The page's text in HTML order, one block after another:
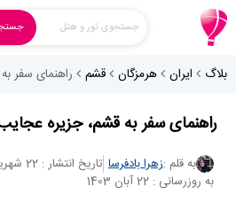
جستجوی تور و هتل
بلاگ ایران هرمزگان قشم راهنمای سفر
راهنمای سفر به قشم، جزیره
به قلم :زهرا بادفرسا تاریخ انتشار : 22 شهریور 1402
به روزرسانی : 22 آبان 1403